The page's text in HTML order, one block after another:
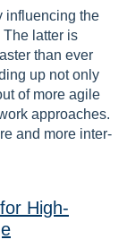
influencing the
latter is
than ever
up not only
of more agile
approaches.
and more inter-
High-